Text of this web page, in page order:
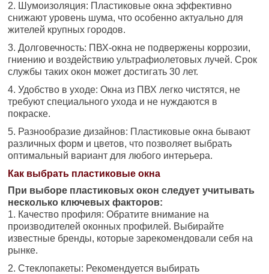
2. Шумоизоляция: Пластиковые окна эффективно
снижают уровень шума, что особенно актуально для
жителей крупных городов.
3. Долговечность: ПВХ-окна не подвержены коррозии,
гниению и воздействию ультрафиолетовых лучей. Срок
службы таких окон может достигать 30 лет.
4. Удобство в уходе: Окна из ПВХ легко чистятся, не
требуют специального ухода и не нуждаются в
покраске.
5. Разнообразие дизайнов: Пластиковые окна бывают
различных форм и цветов, что позволяет выбрать
оптимальный вариант для любого интерьера.
Как выбрать пластиковые окна
При выборе пластиковых окон следует учитывать
несколько ключевых факторов:
1. Качество профиля: Обратите внимание на
производителей оконных профилей. Выбирайте
известные бренды, которые зарекомендовали себя на
рынке.
2. Стеклопакеты: Рекомендуется выбирать